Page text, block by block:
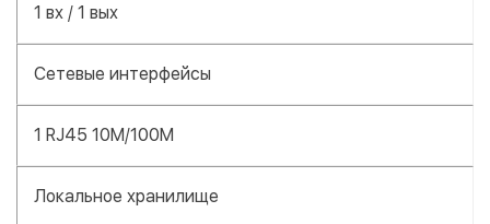
1 вх / 1 вых
Сетевые интерфейсы
1 RJ45 10M/100M
Локальное хранилище